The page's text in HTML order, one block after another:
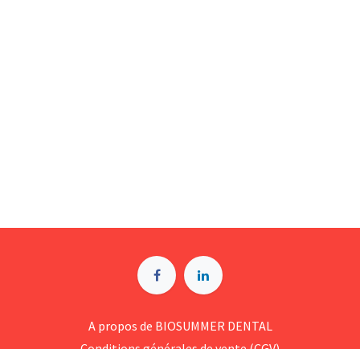
A p​ropos de BIOSUMMER DENTAL